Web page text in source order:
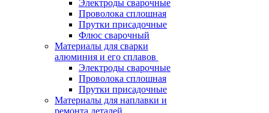
Электроды сварочные
Проволока сплошная
Прутки присадочные
Флюс сварочный
Материалы для сварки
алюминия и его сплавов
Электроды сварочные
Проволока сплошная
Прутки присадочные
Материалы для наплавки и
ремонта деталей